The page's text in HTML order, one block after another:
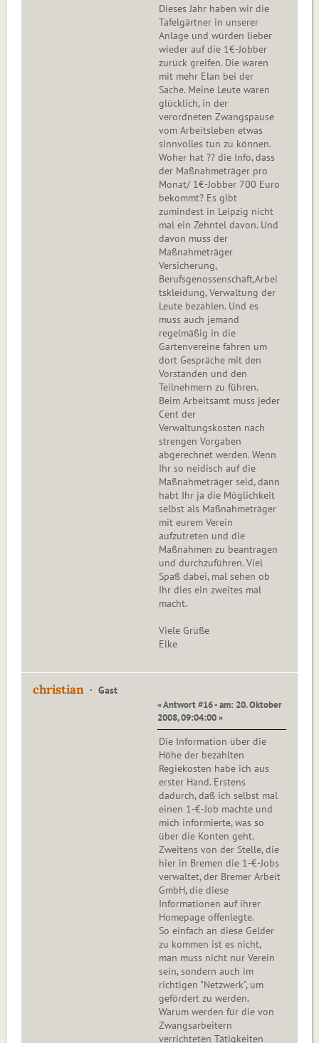
Dieses Jahr haben wir die
Tafelgärtner in unserer
Anlage und würden lieber
wieder auf die 1€-Jobber
zurück greifen. Die waren
mit mehr Elan bei der
Sache. Meine Leute waren
glücklich, in der
verordneten Zwangspause
vom Arbeitsleben etwas
sinnvolles tun zu können.
Woher hat ?? die Info, dass
der Maßnahmeträger pro
Monat/ 1€-Jobber 700 Euro
bekommt? Es gibt
zumindest in Leipzig nicht
mal ein Zehntel davon. Und
davon muss der
Maßnahmeträger
Versicherung,
Berufsgenossenschaft,Arbei
tskleidung, Verwaltung der
Leute bezahlen. Und es
muss auch jemand
regelmäßig in die
Gartenvereine fahren um
dort Gespräche mit den
Vorständen und den
Teilnehmern zu führen.
Beim Arbeitsamt muss jeder
Cent der
Verwaltungskosten nach
strengen Vorgaben
abgerechnet werden. Wenn
Ihr so neidisch auf die
Maßnahmeträger seid, dann
habt Ihr ja die Möglichkeit
selbst als Maßnahmeträger
mit eurem Verein
aufzutreten und die
Maßnahmen zu beantragen
und durchzuführen. Viel
Spaß dabei, mal sehen ob
Ihr dies ein zweites mal
macht.
Viele Grüße
Elke
christian Gast
« Antwort #16 - am: 20. Oktober
2008, 09:04:00 »
Die Information über die
Höhe der bezahlten
Regiekosten habe ich aus
erster Hand. Erstens
dadurch, daß ich selbst mal
einen 1-€-Job machte und
mich informierte, was so
über die Konten geht.
Zweitens von der Stelle, die
hier in Bremen die 1-€-Jobs
verwaltet, der Bremer Arbeit
GmbH, die diese
Informationen auf ihrer
Homepage offenlegte.
So einfach an diese Gelder
zu kommen ist es nicht,
man muss nicht nur Verein
sein, sondern auch im
richtigen "Netzwerk", um
gefördert zu werden.
Warum werden für die von
Zwangsarbeitern
verrichteten Tätigkeiten